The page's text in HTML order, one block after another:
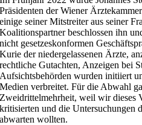
Präsidenten der Wiener
einige seiner Mitstreiter aus seiner
Koalitionspartner beschlossen ihn
nicht gesetzeskonformen
Kurie der niedergelassenen Ärzte,
rechtliche Gutachten, Anzeigen bei
Aufsichtsbehörden wurden initiiert
Medien verbreitet. Für die Abwahl
Zweidrittelmehrheit, weil wir dieses
kritisierten und die Untersuchungen
abwarten wollten.